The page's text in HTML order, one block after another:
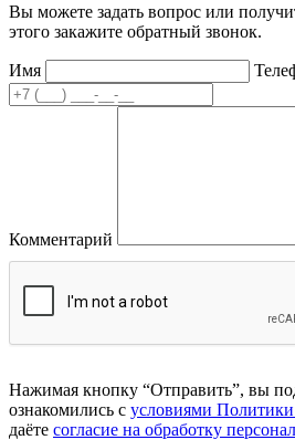
Вы можете задать вопрос или
этого закажите обратный звонок.
Имя
Комментарий
Нажимая кнопку “Отправить”, вы
ознакомились с условиями
даёте согласие на обработку